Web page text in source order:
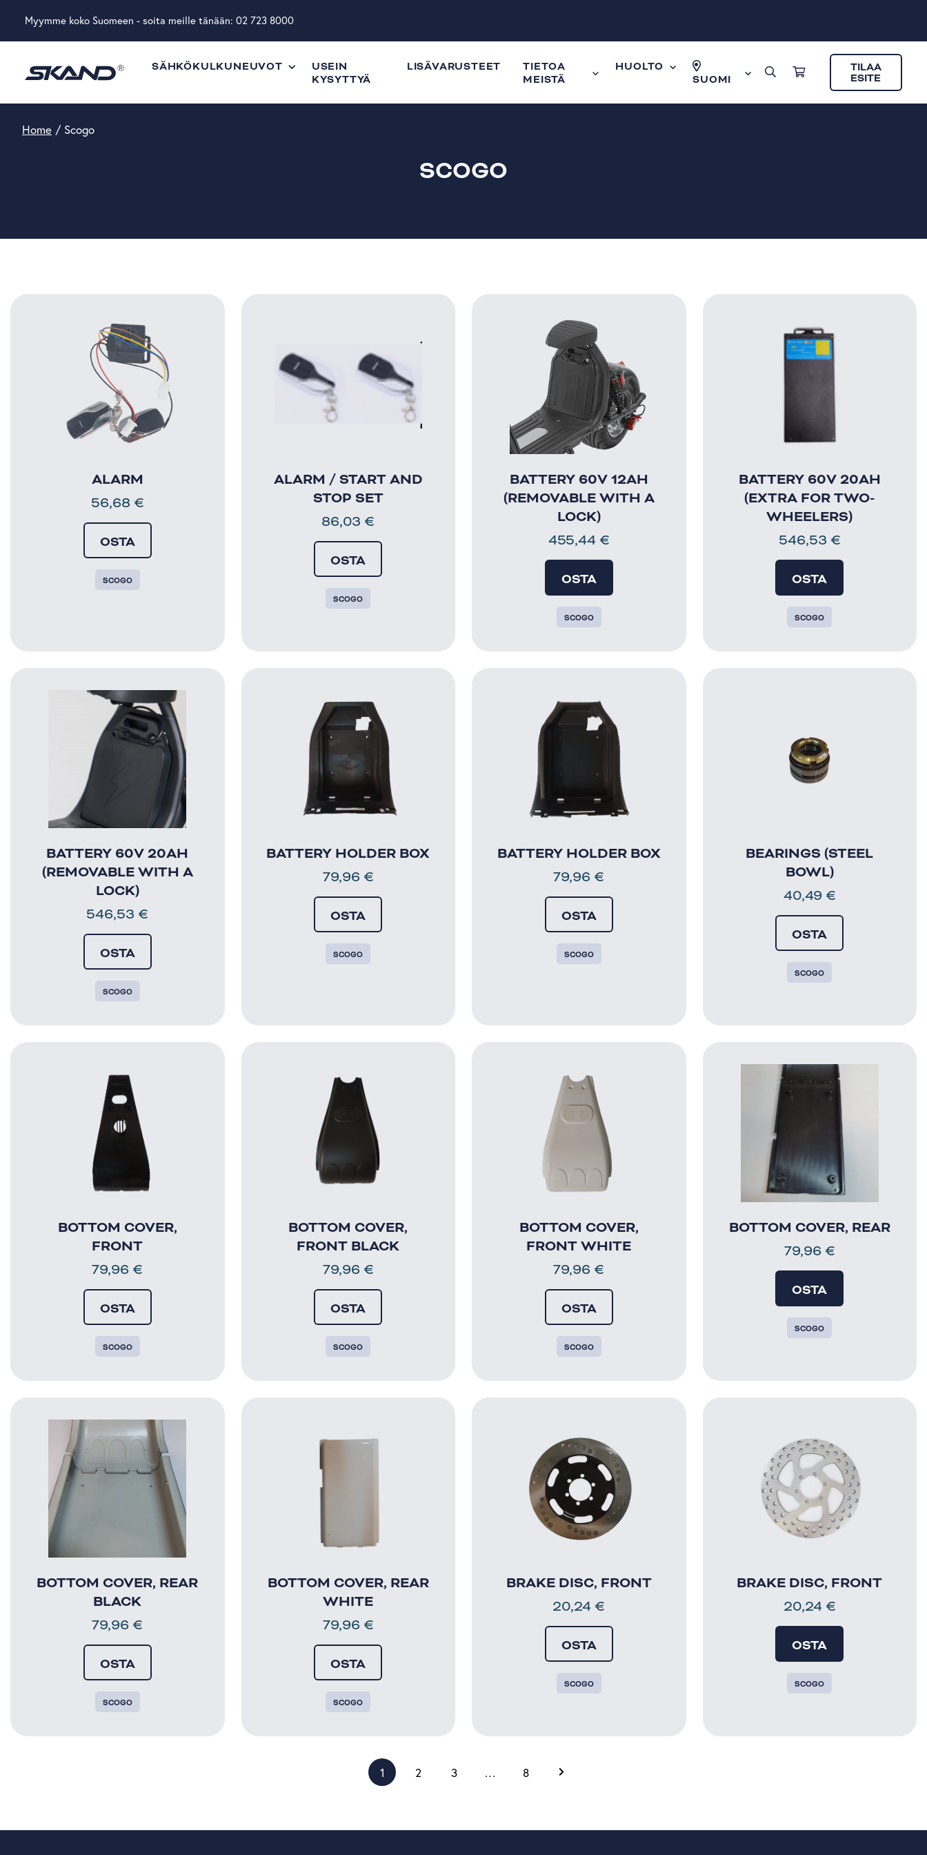
Myymme koko Suomeen - soita meille tänään: 02 723 8000
SÄHKÖKULKUNEUVOT
USEIN
KYSYTTYÄ
LISÄVARUSTEET
TIETOA
MEISTÄ
HUOLTO
SUOMI
TILAA
ESITE
Home / Scogo
SCOGO
ALARM
56,68 €
OSTA
SCOGO
ALARM / START AND
STOP SET
86,03 €
OSTA
SCOGO
BATTERY 60V 12AH
(REMOVABLE WITH A
LOCK)
455,44 €
OSTA
SCOGO
BATTERY 60V 20AH
(EXTRA FOR TWO-
WHEELERS)
546,53 €
OSTA
SCOGO
BATTERY 60V 20AH
(REMOVABLE WITH A
LOCK)
546,53 €
OSTA
SCOGO
BATTERY HOLDER BOX
79,96 €
OSTA
SCOGO
BATTERY HOLDER BOX
79,96 €
OSTA
SCOGO
BEARINGS (STEEL
BOWL)
40,49 €
OSTA
SCOGO
BOTTOM COVER,
FRONT
79,96 €
OSTA
SCOGO
BOTTOM COVER,
FRONT BLACK
79,96 €
OSTA
SCOGO
BOTTOM COVER,
FRONT WHITE
79,96 €
OSTA
SCOGO
BOTTOM COVER, REAR
79,96 €
OSTA
SCOGO
BOTTOM COVER, REAR
BLACK
79,96 €
OSTA
SCOGO
BOTTOM COVER, REAR
WHITE
79,96 €
OSTA
SCOGO
BRAKE DISC, FRONT
20,24 €
OSTA
SCOGO
BRAKE DISC, FRONT
20,24 €
OSTA
SCOGO
1 2 3 … 8